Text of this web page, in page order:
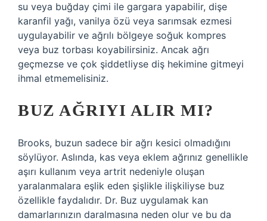
su veya buğday çimi ile gargara yapabilir, dişe
karanfil yağı, vanilya özü veya sarımsak ezmesi
uygulayabilir ve ağrılı bölgeye soğuk kompres
veya buz torbası koyabilirsiniz. Ancak ağrı
geçmezse ve çok şiddetliyse diş hekimine gitmeyi
ihmal etmemelisiniz.
BUZ AĞRIYI ALIR MI?
Brooks, buzun sadece bir ağrı kesici olmadığını
söylüyor. Aslında, kas veya eklem ağrınız genellikle
aşırı kullanım veya artrit nedeniyle oluşan
yaralanmalara eşlik eden şişlikle ilişkiliyse buz
özellikle faydalıdır. Dr. Buz uygulamak kan
damarlarınızın daralmasına neden olur ve bu da